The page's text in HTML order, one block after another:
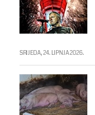
SRIJEDA, 24. LIPNJA 2026.